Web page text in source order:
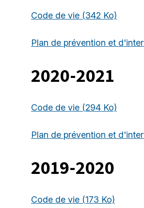
Code de vie (342 Ko)
Plan de prévention et
2020-2021
Code de vie (294 Ko)
Plan de prévention et
2019-2020
Code de vie (173 Ko)